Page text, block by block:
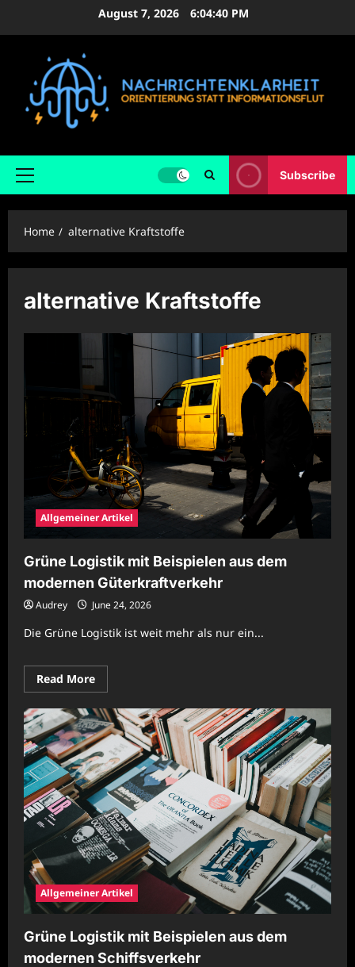
August 7, 2026 6:04:41 PM
Primary
Subscribe
Home alternative Kraftstoffe
alternative Kraftstoffe
Allgemeiner Artikel
Grüne Logistik mit Beispielen aus dem
modernen Güterkraftverkehr
Audrey June 24, 2026
Die Grüne Logistik ist weit mehr als nur ein...
Read MoreRead
more
Grüne
Logistik
mit
Beispielen
aus
dem
modernen
Güterkraftverkehr
Allgemeiner Artikel
Grüne Logistik mit Beispielen aus dem
modernen Schiffsverkehr